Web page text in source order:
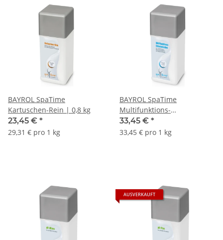
BAYROL SpaTime
Kartuschen-Rein | 0,8 kg
23,45 € *
29,31 € pro 1 kg
BAYROL SpaTime
Multifunktions-
Chlortabletten 20g | 1 kg
Flasche
33,45 € *
33,45 € pro 1 kg
AUSVERKAUFT